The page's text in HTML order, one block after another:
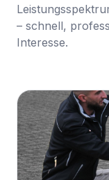
– schnell,
Interesse.